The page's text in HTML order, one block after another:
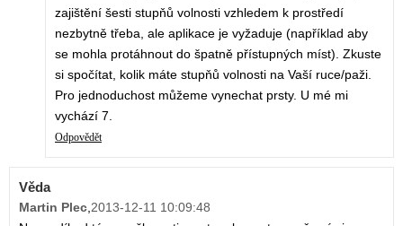
zajištění šesti stupňů volnosti vzhledem k prostředí
nezbytně třeba, ale aplikace je vyžaduje (například aby
se mohla protáhnout do špatně přístupných míst). Zkuste
si spočítat, kolik máte stupňů volnosti na Vaší ruce/paži.
Pro jednoduchost můžeme vynechat prsty. U mé mi
vychází 7.
Odpovědět
Věda
Martin Plec,2013-12-11 10:09:48